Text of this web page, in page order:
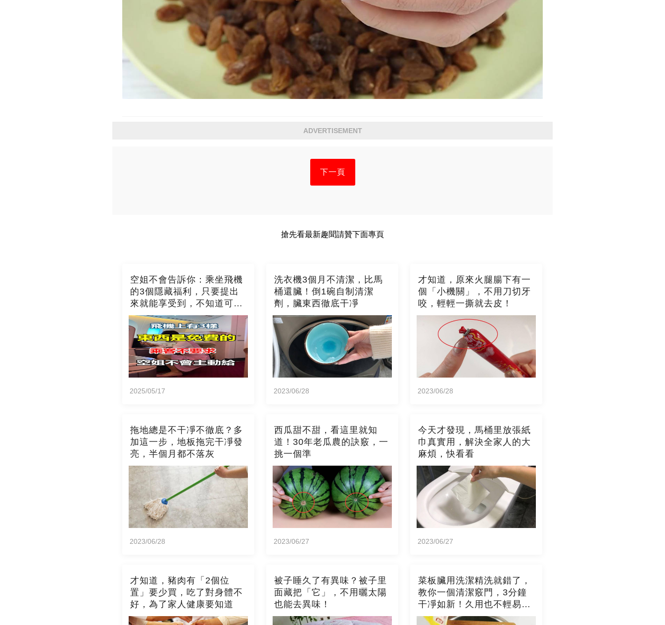
ADVERTISEMENT
下一頁
搶先看最新趣聞請贊下面專頁
空姐不會告訴你：乘坐飛機
的3個隱藏福利，只要提出
來就能享受到，不知道可就
吃虧了
2025/05/17
洗衣機3個月不清潔，比馬
桶還臟！倒1碗自制清潔
劑，臟東西徹底干凈
2023/06/28
才知道，原來火腿腸下有一
個「小機關」，不用刀切牙
咬，輕輕一撕就去皮！
2023/06/28
拖地總是不干凈不徹底？多
加這一步，地板拖完干凈發
亮，半個月都不落灰
2023/06/28
西瓜甜不甜，看這里就知
道！30年老瓜農的訣竅，一
挑一個準
2023/06/27
今天才發現，馬桶里放張紙
巾真實用，解決全家人的大
麻煩，快看看
2023/06/27
才知道，豬肉有「2個位
置」要少買，吃了對身體不
好，為了家人健康要知道
被子睡久了有異味？被子里
面藏把「它」，不用曬太陽
也能去異味！
菜板臟用洗潔精洗就錯了，
教你一個清潔竅門，3分鐘
干凈如新！久用也不輕易發
霉